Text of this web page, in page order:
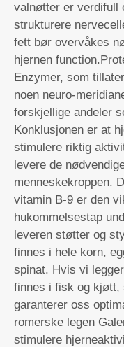
valnøtter er verdifull
strukturere
fett bør overvåkes
hjernen
Enzymer, som
noen neuro-
forskjellige andeler
Konklusjonen er at
stimulere riktig
levere de
menneskekroppen.
vitamin B-9 er den
hukommelsestap
leveren støtter og
finnes i hele korn,
spinat. Hvis vi
finnes i fisk og kjøtt,
garanterer oss
romerske legen
stimulere